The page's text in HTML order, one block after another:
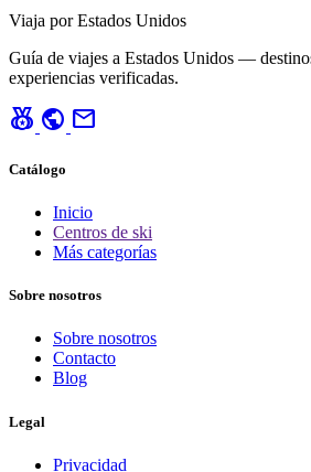
Viaja por Estados Unidos
Guía de viajes a Estados Unidos —
experiencias verificadas.
social_leaderboard public mail
Catálogo
Inicio
Centros de ski
Más categorías
Sobre nosotros
Sobre nosotros
Contacto
Blog
Legal
Privacidad